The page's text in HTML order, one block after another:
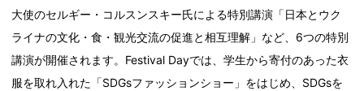
大使のセルギー・コルスンスキー氏による特別講演「日本とウク
ライナの文化・食・観光交流の促進と相互理解」など、6つの特別
講演が開催されます。Festival Dayでは、学生から寄付のあった衣
服を取れ入れた「SDGsファッションショー」をはじめ、SDGsを